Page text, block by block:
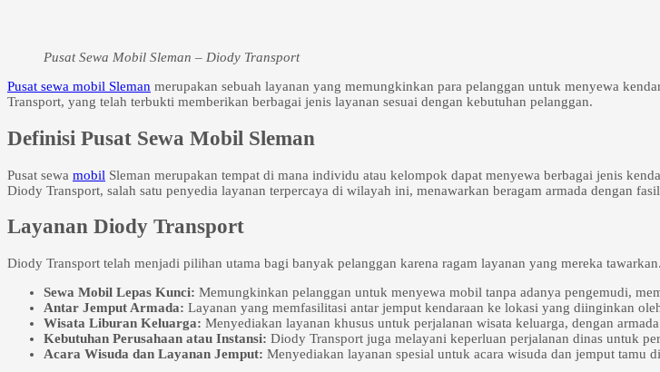
Pusat Sewa Mobil Sleman – Diody Transport
Pusat sewa mobil Sleman merupakan sebuah layanan yang memungkinkan para pelanggan untuk menyewa
Transport, yang telah terbukti memberikan berbagai jenis layanan sesuai dengan kebutuhan pelanggan.
Definisi Pusat Sewa Mobil Sleman
Pusat sewa mobil Sleman merupakan tempat di mana individu atau kelompok dapat menyewa berbagai jenis
Diody Transport, salah satu penyedia layanan terpercaya di wilayah ini, menawarkan beragam armada dengan
Layanan Diody Transport
Diody Transport telah menjadi pilihan utama bagi banyak pelanggan karena ragam layanan yang mereka
Sewa Mobil Lepas Kunci: Memungkinkan pelanggan untuk menyewa mobil tanpa adanya pengemudi,
Antar Jemput Armada: Layanan yang memfasilitasi antar jemput kendaraan ke lokasi yang diinginkan
Wisata Liburan Keluarga: Menyediakan layanan khusus untuk perjalanan wisata keluarga, dengan
Kebutuhan Perusahaan atau Instansi: Diody Transport juga melayani keperluan perjalanan dinas untuk
Acara Wisuda dan Layanan Jemput: Menyediakan layanan spesial untuk acara wisuda dan jemput tamu